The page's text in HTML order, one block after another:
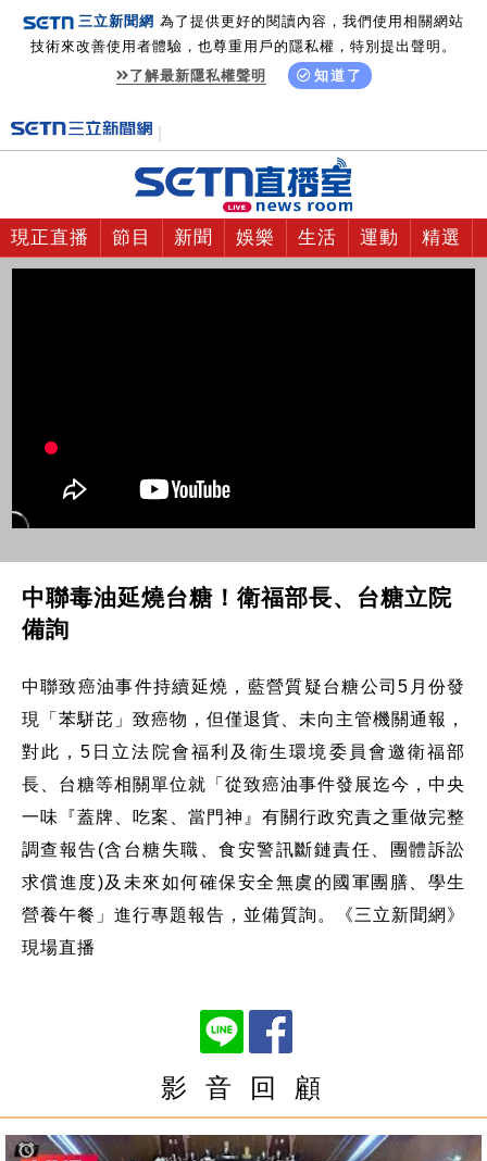
三立新聞網 為了提供更好的閱讀內容，我們使用相關網站
技術來改善使用者體驗，也尊重用戶的隱私權，特別提出聲明。
了解最新隱私權聲明
知道了
現正直播 節目 新聞 娛樂 生活 運動 精選
中聯毒油延燒台糖！衛福部長、台糖立院
備詢
中聯致癌油事件持續延燒，藍營質疑台糖公司5月份發
現「苯駢芘」致癌物，但僅退貨、未向主管機關通報，
對此，5日立法院會福利及衛生環境委員會邀衛福部
長、台糖等相關單位就「從致癌油事件發展迄今，中央
一味『蓋牌、吃案、當門神』有關行政究責之重做完整
調查報告(含台糖失職、食安警訊斷鏈責任、團體訴訟
求償進度)及未來如何確保安全無虞的國軍團膳、學生
營養午餐」進行專題報告，並備質詢。《三立新聞網》
現場直播
影 音 回 顧